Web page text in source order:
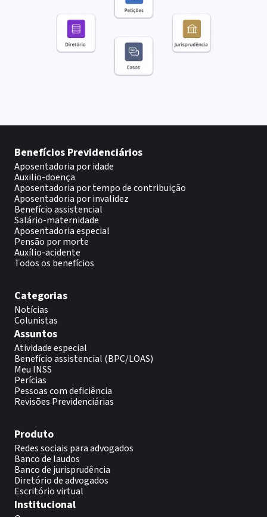
Benefícios Previdenciários
Aposentadoria por idade
Auxilio-doença
Aposentadoria por tempo de contribuição
Aposentadoria por invalidez
Benefício assistencial
Salário-maternidade
Aposentadoria especial
Pensão por morte
Auxílio-acidente
Todos os benefícios
Categorias
Notícias
Colunistas
Assuntos
Atividade especial
Benefício assistencial (BPC/LOAS)
Meu INSS
Perícias
Pessoas com deficiência
Revisões Previdenciárias
Produto
Redes sociais para advogados
Banco de laudos
Banco de jurisprudência
Diretório de advogados
Escritório virtual
Institucional